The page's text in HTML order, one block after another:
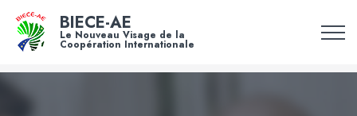
BIECE-AE
Le Nouveau Visage de la
Coopération Internationale